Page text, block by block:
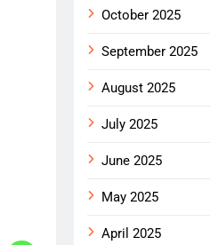
October 2025
September 2025
August 2025
July 2025
June 2025
May 2025
April 2025